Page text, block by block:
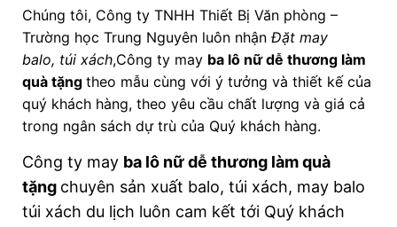
Chúng tôi, Công ty TNHH Thiết Bị Văn phòng –
Trường học Trung Nguyên luôn nhận Đặt may
balo, túi xách,Công ty may ba lô nữ dễ thương làm
quà tặng theo mẫu cùng với ý tưởng và thiết kế của
quý khách hàng, theo yêu cầu chất lượng và giá cả
trong ngân sách dự trù của Quý khách hàng.
Công ty may ba lô nữ dễ thương làm quà
tặng chuyên sản xuất balo, túi xách, may balo
túi xách du lịch luôn cam kết tới Quý khách